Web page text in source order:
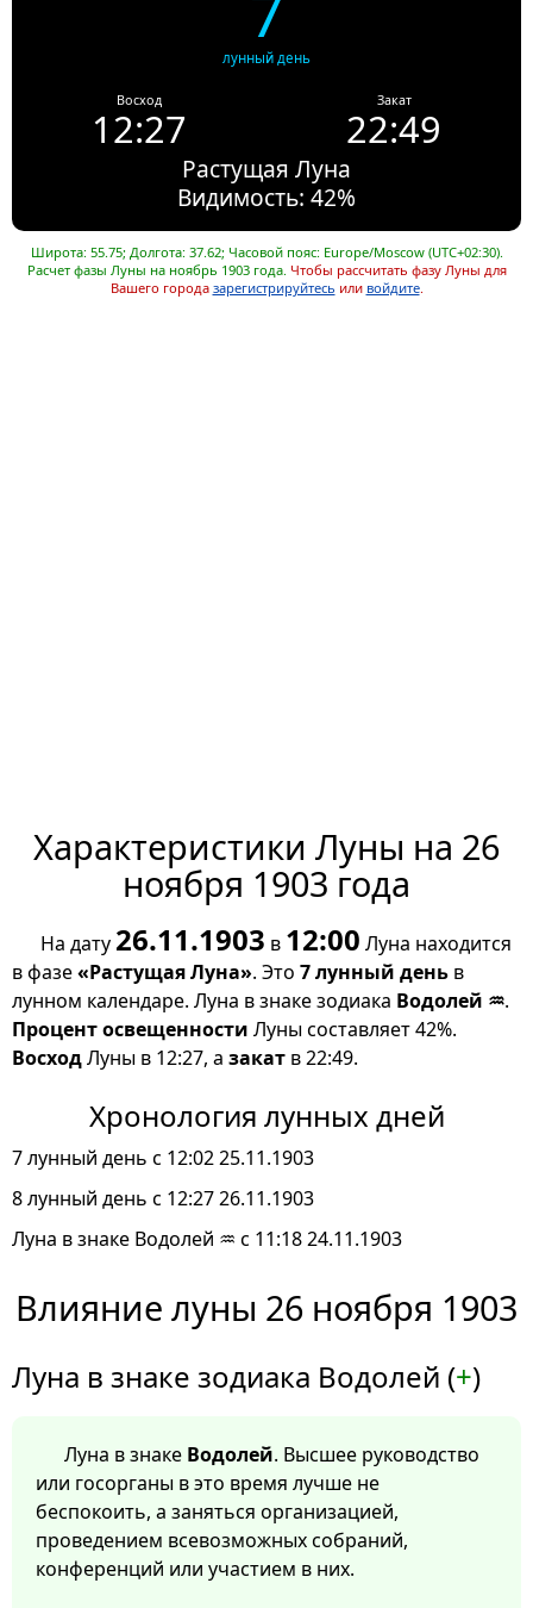
лунный день
Восход
12:27
Закат
22:49
Растущая Луна
Видимость: 42%
Широта: 55.75; Долгота: 37.62; Часовой пояс: Europe/Moscow (UTC+02:30).
Расчет фазы Луны на ноябрь 1903 года. Чтобы рассчитать фазу Луны для
Вашего города зарегистрируйтесь или войдите.
Характеристики Луны на 26
ноября 1903 года
На дату 26.11.1903 в 12:00 Луна находится
в фазе«Растущая Луна». Это 7 лунный день в
лунном календаре. Луна в знаке зодиака Водолей ♒.
Процент освещенности Луны составляет 42%.
ВосходЛуны в 12:27, а закат в 22:49.
Хронология лунных дней
7 лунный день с 12:02 25.11.1903
8 лунный день с 12:27 26.11.1903
Луна в знаке Водолей ♒ с 11:18 24.11.1903
Влияние луны 26 ноября 1903
Луна в знаке зодиака Водолей (+)
Луна в знаке Водолей. Высшее руководство
или госорганы в это время лучше не
беспокоить, а заняться организацией,
проведением всевозможных собраний,
конференций или участием в них.